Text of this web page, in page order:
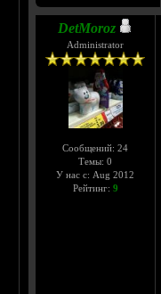
DetMoroz
Administrator
Сообщений: 24
Темы: 0
У нас с: Aug 2012
Рейтинг: 9